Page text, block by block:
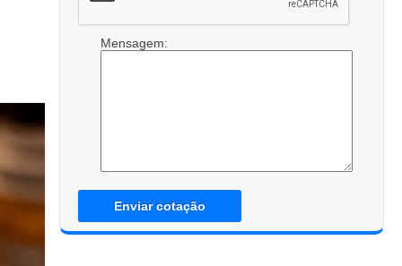
Mensagem:
Enviar cotação